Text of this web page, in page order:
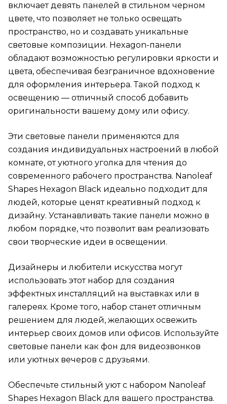
включает девять панелей в стильном черном
цвете, что позволяет не только освещать
пространство, но и создавать уникальные
световые композиции. Hexagon-панели
обладают возможностью регулировки яркости и
цвета, обеспечивая безграничное вдохновение
для оформления интерьера. Такой подход к
освещению — отличный способ добавить
оригинальности вашему дому или офису.
Эти световые панели применяются для
создания индивидуальных настроений в любой
комнате, от уютного уголка для чтения до
современного рабочего пространства. Nanoleaf
Shapes Hexagon Black идеально подходит для
людей, которые ценят креативный подход к
дизайну. Устанавливать такие панели можно в
любом порядке, что позволит вам реализовать
свои творческие идеи в освещении.
Дизайнеры и любители искусства могут
использовать этот набор для создания
эффектных инсталляций на выставках или в
галереях. Кроме того, набор станет отличным
решением для людей, желающих освежить
интерьер своих домов или офисов. Используйте
световые панели как фон для видеозвонков
или уютных вечеров с друзьями.
Обеспечьте стильный уют с набором Nanoleaf
Shapes Hexagon Black для вашего пространства.